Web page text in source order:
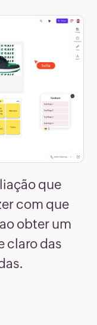
que
com que
obter um
claro das